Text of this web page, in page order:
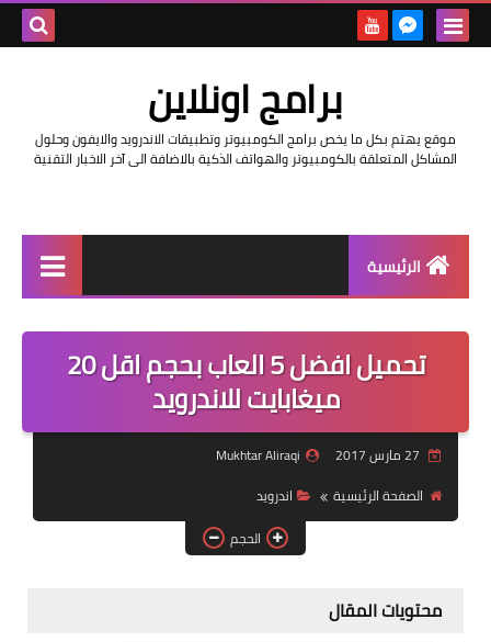
برامج اونلاين
موقع يهتم بكل ما يخص برامج الكومبيوتر وتطبيقات الاندرويد والايفون وحلول
المشاكل المتعلقة بالكومبيوتر والهواتف الذكية بالاضافة الى آخر الاخبار التقنية
الرئيسية
مراجعات
حماية
اندرويد
ويندوز
تحميل افضل 5 العاب بحجم اقل 20
ميغابايت للاندرويد
Mukhtar Aliraqi
الصفحة الرئيسية
اندرويد
الحجم
محتويات المقال